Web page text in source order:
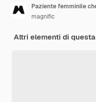
Paziente femminile
magnific
Altri elementi di